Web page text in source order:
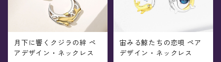
月下に響くクジラの絆 ペ
アデザイン・ネックレス
宙みる鯨たちの恋唄 ペア
デザイン・ネックレス